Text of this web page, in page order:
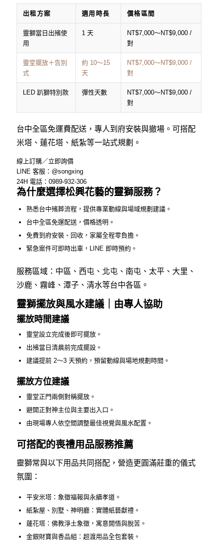
出租方案 適用時長 價格區間
靈獅當日出殯使
用
1 天
NT$7,000～NT$9,000 /
對
靈堂擺放＋告別
式
約 10～15
天
NT$7,000～NT$9,000 /
對
LED 趴獅特別款 彈性天數
NT$7,000～NT$9,000 /
對
台中全區免運費配送，專人到府安裝與撤場。可搭配
米塔、蓮花塔、紙紮等一站式規劃。
線上訂購／立即詢價
LINE 客服：@songxing
24H 電話：0989-932-306
為什麼選擇松興花藝的靈獅服務？
熟悉台中殯葬流程，提供專業動線與場域規劃建議。
台中全區免運配送，價格透明。
免費到府安裝、回收，家屬全程零負擔。
緊急案件可即時出車，LINE 即時預約。
服務區域：中區、西屯、北屯、南屯、太平、大里、
沙鹿、霧峰、潭子、清水等台中各區。
靈獅擺放與風水建議｜由專人協助
擺放時間建議
靈堂設立完成後即可擺放。
出殯當日清晨前完成擺設。
建議提前 2～3 天預約，預留動線與場地規劃時間。
擺放方位建議
靈堂正門兩側對稱擺放。
避開正對神主位與主要出入口。
由現場專人依空間調整最佳視覺與風水配置。
可搭配的喪禮用品服務推薦
靈獅常與以下用品共同搭配，營造更圓滿莊重的儀式
氛圍：
平安米塔：象徵福報與永續孝道。
紙紮屋、別墅、神明廳：實體紙藝獻禮。
蓮花塔：佛教淨土象徵，寓意開悟與脫苦。
金銀財寶與香品組：超渡用品全包套裝。